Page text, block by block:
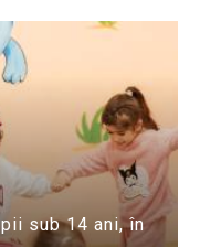
sub 14 ani, în